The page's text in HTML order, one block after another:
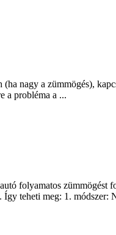
nagy a zümmögés),
a probléma a ...
folyamatos
teheti meg: 1. módszer: